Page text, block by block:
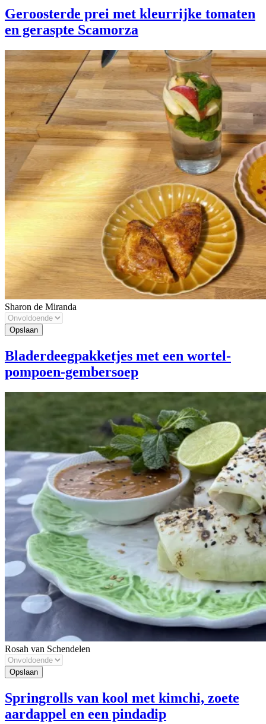
Geroosterde prei met kleurrijke tomaten
en geraspte Scamorza
Sharon de Miranda
Bladerdeegpakketjes met een wortel-
pompoen-gembersoep
Rosah van Schendelen
Springrolls van kool met kimchi, zoete
aardappel en een pindadip